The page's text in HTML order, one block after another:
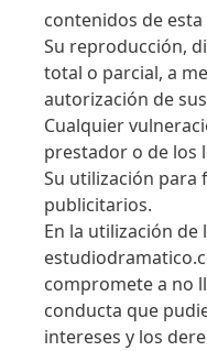
contenidos de
Su reproducción,
total o parcial, a
autorización de
Cualquier
prestador o de los
Su utilización para
publicitarios.
En la utilización de
compromete a no
conducta que
intereses y los